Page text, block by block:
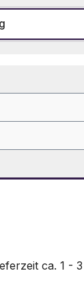
ca. 1 -